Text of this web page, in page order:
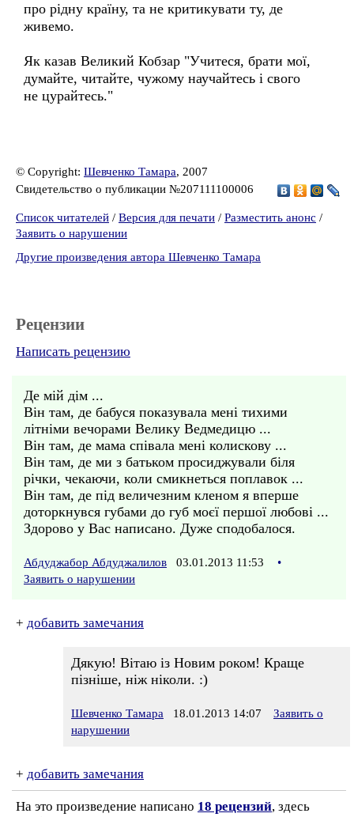
про рідну країну, та не критикувати ту, де
живемо.
Як казав Великий Кобзар "Учитеся, брати мої,
думайте, читайте, чужому научайтесь і свого
не цурайтесь."
© Copyright: Шевченко Тамара, 2007
Свидетельство о публикации №207111100006
Список читателей / Версия для печати / Разместить анонс /
Заявить о нарушении
Другие произведения автора Шевченко Тамара
Рецензии
Написать рецензию
Де мій дім ...
Він там, де бабуся показувала мені тихими
літніми вечорами Велику Ведмедицю ...
Він там, де мама співала мені колискову ...
Він там, де ми з батьком просиджували біля
річки, чекаючи, коли смикнеться поплавок ...
Він там, де під величезним кленом я вперше
доторкнувся губами до губ моєї першої любові ...
Здорово у Вас написано. Дуже сподобалося.
Абдуджабор Абдуджалилов 03.01.2013 11:53
•
Заявить о нарушении
+ добавить замечания
Дякую! Вітаю із Новим роком! Краще
пізніше, ніж ніколи. :)
Шевченко Тамара 18.01.2013 14:07
Заявить о
нарушении
+ добавить замечания
На это произведение написано 18 рецензий, здесь